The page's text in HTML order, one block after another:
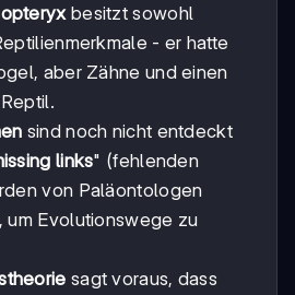
besitzt sowohl
- er hatte
aber Zähne und einen
sind noch nicht entdeckt
links" (fehlenden
von Paläontologen
Evolutionswege zu
sagt voraus, dass